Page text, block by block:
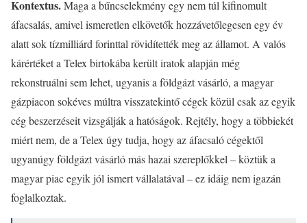
Kontextus.Maga a bűncselekmény egy nem túl kifinomult
áfacsalás, amivel ismeretlen elkövetők hozzávetőlegesen egy év
alatt sok tízmilliárd forinttal rövidítették meg az államot. A valós
kárértéket a Telex birtokába került iratok alapján még
rekonstruálni sem lehet, ugyanis a földgázt vásárló, a magyar
gázpiacon sokéves múltra visszatekintő cégek közül csak az egyik
cég beszerzéseit vizsgálják a hatóságok. Rejtély, hogy a többiekét
miért nem, de a Telex úgy tudja, hogy az áfacsaló cégektől
ugyanúgy földgázt vásárló más hazai szereplőkkel – köztük a
magyar piac egyik jól ismert vállalatával – ez idáig nem igazán
foglalkoztak.